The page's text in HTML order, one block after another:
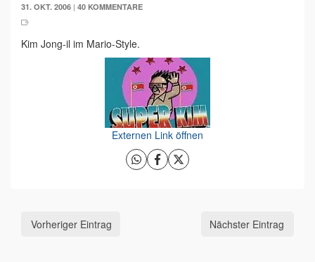
31. OKT. 2006 | 40 KOMMENTARE
Kim Jong-il im Mario-Style.
Externen Link öffnen
Vorheriger Eintrag Nächster Eintrag